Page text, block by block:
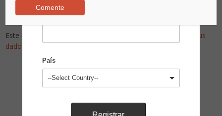
Área de Atuação
País
Este site utiliza o Akismet para reduzir spam.
Saiba como seus
dados em comentários são processados.
Pesquise no Site